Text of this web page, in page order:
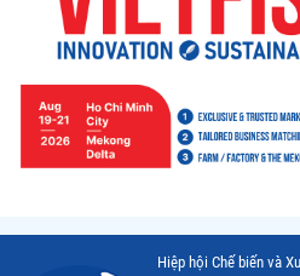
Hiệp hội Chế biến và